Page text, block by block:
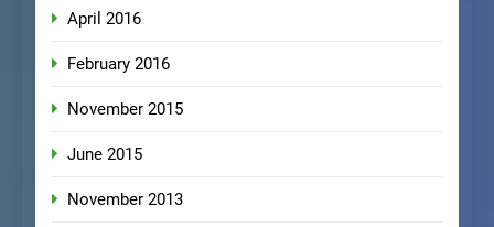
April 2016
February 2016
November 2015
June 2015
November 2013